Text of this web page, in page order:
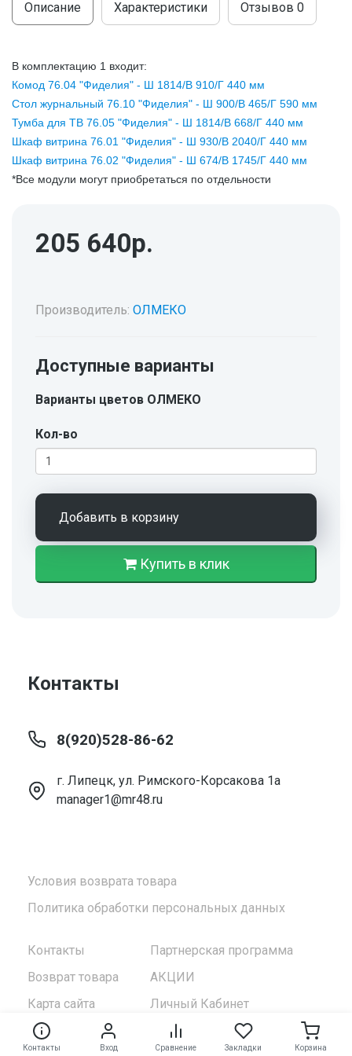
Контакты Вход Сравнение Закладки Корзина
Описание Характеристики Отзывов 0
В комплектацию 1 входит:
Комод 76.04 "Фиделия" - Ш 1814/В 910/Г 440 мм
Стол журнальный 76.10 "Фиделия" - Ш 900/В 465/Г 590 мм
Тумба для ТВ 76.05 "Фиделия" - Ш 1814/В 668/Г 440 мм
Шкаф витрина 76.01 "Фиделия" - Ш 930/В 2040/Г 440 мм
Шкаф витрина 76.02 "Фиделия" - Ш 674/В 1745/Г 440 мм
*Все модули могут приобретаться по отдельности
205 640р.
Производитель: ОЛМЕКО
Доступные варианты
Варианты цветов ОЛМЕКО
Кол-во
Добавить в корзину
Купить в клик
Условия возврата товара
Политика обработки персональных данных
Контакты
Возврат товара
Карта сайта
Партнерская программа
АКЦИИ
Личный Кабинет
Контакты
8(920)528-86-62
г. Липецк, ул. Римского-Корсакова 1а
manager1@mr48.ru